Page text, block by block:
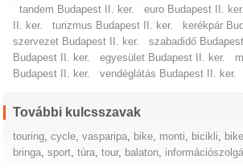
tandem Budapest II. ker.
euro Budapest II. ker.
II. ker.
turizmus Budapest II. ker.
kerékpár
szervezet Budapest II. ker.
szabadidő
Budapest II. ker.
egyesület Budapest II. ker.
Budapest II. ker.
vendéglátás Budapest II. ker.
További kulcsszavak
touring ,cycle ,vasparipa bike monti bicikli
bringa ,sport ,túra ,tour, balaton